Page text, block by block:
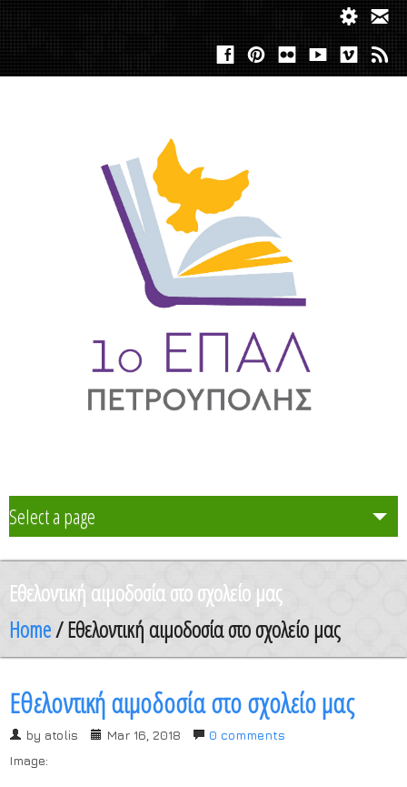
Select a page
Το Σχολείο μας
Δράση Μαθητείας
Μαθητές και Γονείς/Κηδεμόνες
Εθελοντική αιμοδοσία στο σχολείο μας
Home/ Εθελοντική αιμοδοσία στο σχολείο μας
Εθελοντική αιμοδοσία στο σχολείο μας
by atolis Mar 16, 2018
0 comments
Image: